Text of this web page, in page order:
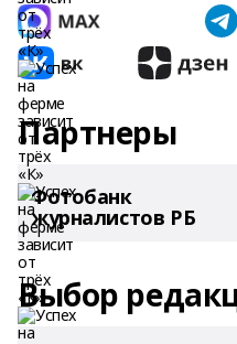
Партнеры
Фотобанк
журналистов РБ
Выбор